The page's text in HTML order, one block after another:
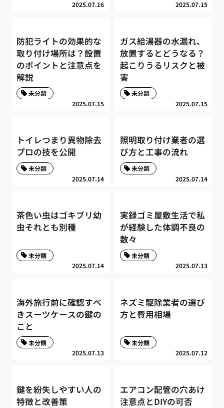
2025.07.16 2025.07.15
防犯ライトの効果的な
取り付け場所は？設置
のポイントと注意点を
解説
2025.07.15
未分類
ガス給湯器の水漏れ、
放置するとどうなる？
起こりうるリスクと被
害
2025.07.15
未分類
トイレつまり異物除去
プロの技を公開
2025.07.14
未分類
照明取り付け業者の選
び方と工事の流れ
2025.07.14
未分類
茶色い虫はゴキブリ幼
虫それとも別種
2025.07.14
未分類
実録ゴミ屋敷生活で私
が経験した体調不良の
数々
2025.07.13
未分類
海外旅行前に確認すべ
きスーツケースの鍵の
こと
2025.07.13
未分類
ネズミ駆除業者の選び
方と費用相場
2025.07.12
未分類
鍵を紛失しやすい人の
特徴と改善策
エアコン配管の穴あけ
注意点とDIYの可否